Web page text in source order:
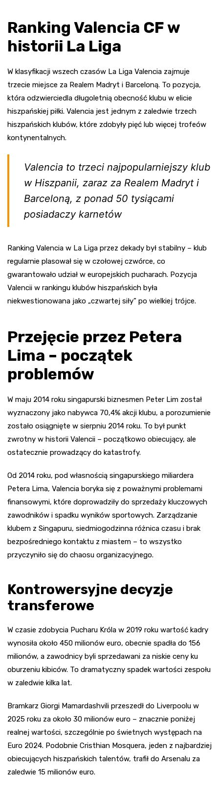
Ranking Valencia CF w
historii La Liga
W klasyfikacji wszech czasów La Liga Valencia zajmuje
trzecie miejsce za Realem Madryt i Barceloną. To pozycja,
która odzwierciedla długoletnią obecność klubu w elicie
hiszpańskiej piłki. Valencia jest jednym z zaledwie trzech
hiszpańskich klubów, które zdobyły pięć lub więcej trofeów
kontynentalnych.
Valencia to trzeci najpopularniejszy klub
w Hiszpanii, zaraz za Realem Madryt i
Barceloną, z ponad 50 tysiącami
posiadaczy karnetów
Ranking Valencia w La Liga przez dekady był stabilny – klub
regularnie plasował się w czołowej czwórce, co
gwarantowało udział w europejskich pucharach. Pozycja
Valencii w rankingu klubów hiszpańskich była
niekwestionowana jako „czwartej siły” po wielkiej trójce.
Przejęcie przez Petera
Lima – początek
problemów
W maju 2014 roku singapurski biznesmen Peter Lim został
wyznaczony jako nabywca 70,4% akcji klubu, a porozumienie
zostało osiągnięte w sierpniu 2014 roku. To był punkt
zwrotny w historii Valencii – początkowo obiecujący, ale
ostatecznie prowadzący do katastrofy.
Od 2014 roku, pod własnością singapurskiego miliardera
Petera Lima, Valencia boryka się z poważnymi problemami
finansowymi, które doprowadziły do sprzedaży kluczowych
zawodników i spadku wyników sportowych. Zarządzanie
klubem z Singapuru, siedmiogodzinna różnica czasu i brak
bezpośredniego kontaktu z miastem – to wszystko
przyczyniło się do chaosu organizacyjnego.
Kontrowersyjne decyzje
transferowe
W czasie zdobycia Pucharu Króla w 2019 roku wartość kadry
wynosiła około 450 milionów euro, obecnie spadła do 156
milionów, a zawodnicy byli sprzedawani za niskie ceny ku
oburzeniu kibiców. To dramatyczny spadek wartości zespołu
w zaledwie kilka lat.
Bramkarz Giorgi Mamardashvili przeszedł do Liverpoolu w
2025 roku za około 30 milionów euro – znacznie poniżej
realnej wartości, szczególnie po świetnych występach na
Euro 2024. Podobnie Cristhian Mosquera, jeden z najbardziej
obiecujących hiszpańskich talentów, trafił do Arsenalu za
zaledwie 15 milionów euro.